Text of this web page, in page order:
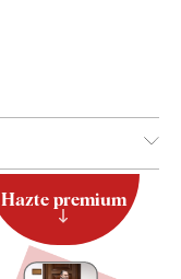
Hazte premium